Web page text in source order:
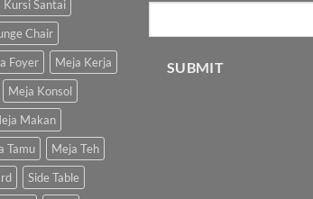
Kursi Santai
Chair
Foyer
Meja Kerja
Meja Konsol
Makan
Tamu
Meja Teh
Side Table
SUBMIT